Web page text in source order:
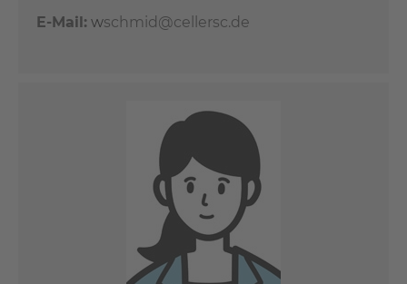
E-Mail: wschmid@cellersc.de